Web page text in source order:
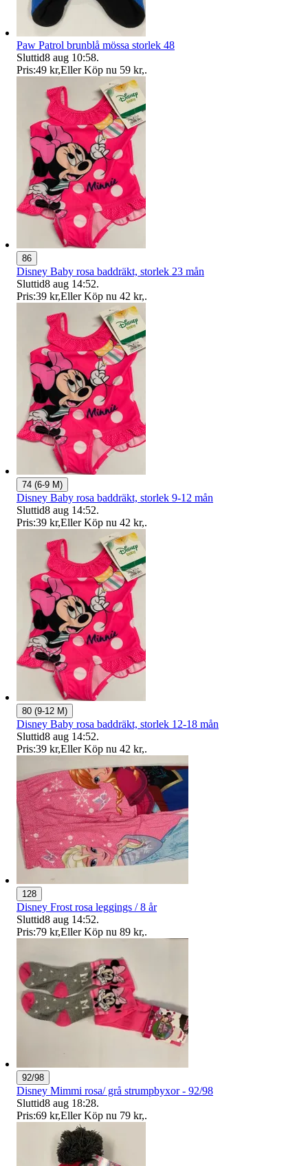
Paw Patrol brunblå mössa storlek 48
Sluttid8 aug 10:58.
Pris:49 kr,Eller Köp nu 59 kr,.
86
Disney Baby rosa baddräkt, storlek 23 mån
Sluttid8 aug 14:52.
Pris:39 kr,Eller Köp nu 42 kr,.
74 (6-9 M)
Disney Baby rosa baddräkt, storlek 9-12 mån
Sluttid8 aug 14:52.
Pris:39 kr,Eller Köp nu 42 kr,.
80 (9-12 M)
Disney Baby rosa baddräkt, storlek 12-18 mån
Sluttid8 aug 14:52.
Pris:39 kr,Eller Köp nu 42 kr,.
128
Disney Frost rosa leggings / 8 år
Sluttid8 aug 14:52.
Pris:79 kr,Eller Köp nu 89 kr,.
92/98
Disney Mimmi rosa/ grå strumpbyxor - 92/98
Sluttid8 aug 18:28.
Pris:69 kr,Eller Köp nu 79 kr,.